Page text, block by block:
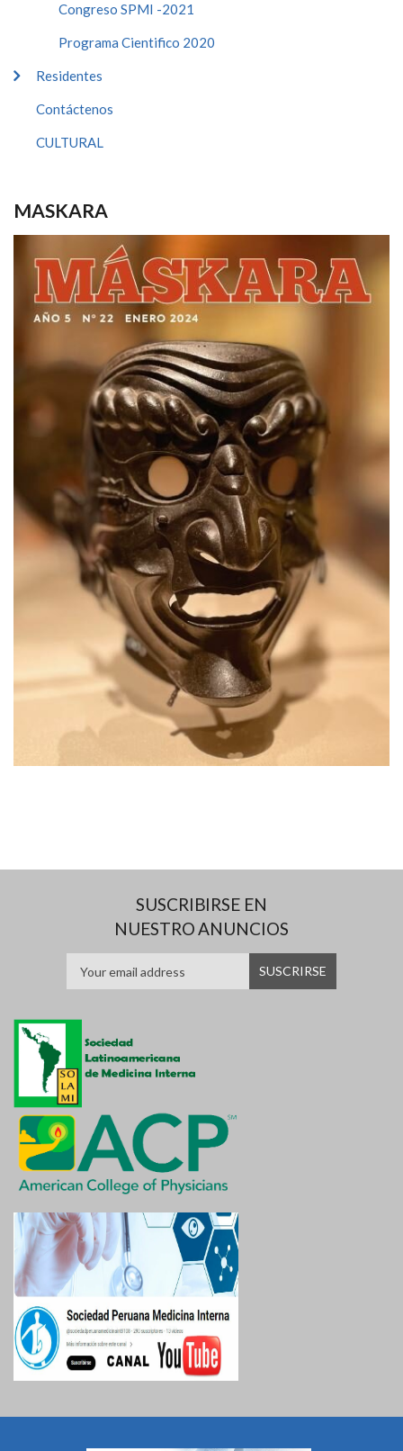
Congreso SPMI -2021
Programa Cientifico 2020
Residentes
Contáctenos
CULTURAL
MASKARA
SUSCRIBIRSE EN
NUESTRO ANUNCIOS